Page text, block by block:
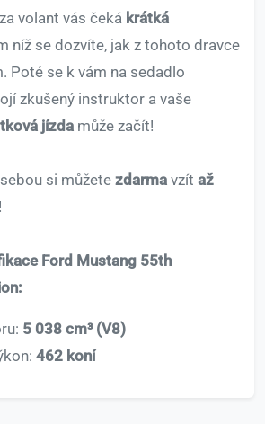
volant vás čeká krátká
níž se dozvíte, jak z tohoto dravce
Poté se k vám na sedadlo
zkušený instruktor a vaše
jízda může začít!
si můžete zdarma vzít až
Ford Mustang 55th
5 038 cm³ (V8)
462 koní